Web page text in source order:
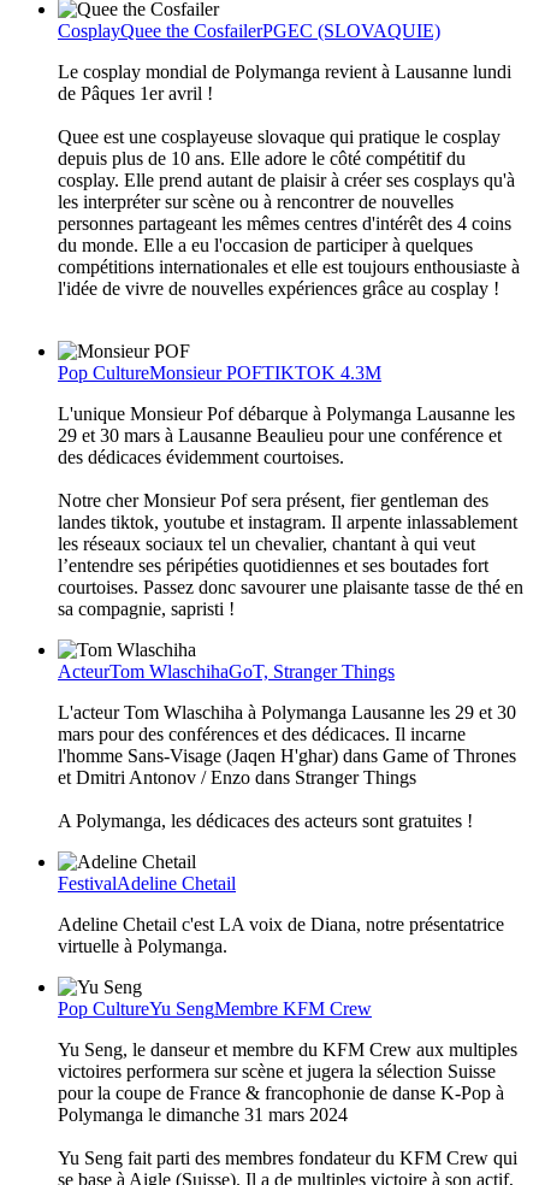
CosplayQuee the CosfailerPGEC (SLOVAQUIE)
Le cosplay mondial de Polymanga revient à Lausanne lundi
de Pâques 1er avril !
Quee est une cosplayeuse slovaque qui pratique le cosplay
depuis plus de 10 ans. Elle adore le côté compétitif du
cosplay. Elle prend autant de plaisir à créer ses cosplays qu'à
les interpréter sur scène ou à rencontrer de nouvelles
personnes partageant les mêmes centres d'intérêt des 4 coins
du monde. Elle a eu l'occasion de participer à quelques
compétitions internationales et elle est toujours enthousiaste à
l'idée de vivre de nouvelles expériences grâce au cosplay !
Pop CultureMonsieur POFTIKTOK 4.3M
L'unique Monsieur Pof débarque à Polymanga Lausanne les
29 et 30 mars à Lausanne Beaulieu pour une conférence et
des dédicaces évidemment courtoises.
Notre cher Monsieur Pof sera présent, fier gentleman des
landes tiktok, youtube et instagram. Il arpente inlassablement
les réseaux sociaux tel un chevalier, chantant à qui veut
l’entendre ses péripéties quotidiennes et ses boutades fort
courtoises. Passez donc savourer une plaisante tasse de thé en
sa compagnie, sapristi !
ActeurTom WlaschihaGoT, Stranger Things
L'acteur Tom Wlaschiha à Polymanga Lausanne les 29 et 30
mars pour des conférences et des dédicaces. Il incarne
l'homme Sans-Visage (Jaqen H'ghar) dans Game of Thrones
et Dmitri Antonov / Enzo dans Stranger Things
A Polymanga, les dédicaces des acteurs sont gratuites !
FestivalAdeline Chetail
Adeline Chetail c'est LA voix de Diana, notre présentatrice
virtuelle à Polymanga.
Pop CultureYu SengMembre KFM Crew
Yu Seng, le danseur et membre du KFM Crew aux multiples
victoires performera sur scène et jugera la sélection Suisse
pour la coupe de France & francophonie de danse K-Pop à
Polymanga le dimanche 31 mars 2024
Yu Seng fait parti des membres fondateur du KFM Crew qui
se base à Aigle (Suisse). Il a de multiples victoire à son actif,